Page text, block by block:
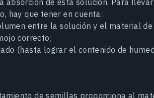
hay que tener en cuenta:
entre la solución y el material de
correcto;
(hasta lograr el contenido de
de semillas proporciona al